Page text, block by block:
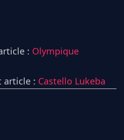
: Olympique
article : Castello Lukeba